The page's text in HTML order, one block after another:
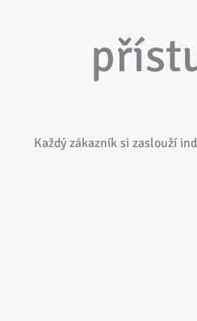
Každý zákazník si zaslouží